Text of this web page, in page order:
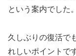
という案内でした。
久しぶりの復活で
れしいポイントで